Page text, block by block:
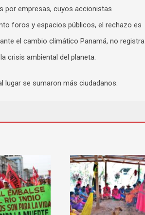
por empresas, cuyos accionistas
foros y espacios públicos, el rechazo es
el cambio climático Panamá, no registra
crisis ambiental del planeta.
lugar se sumaron más ciudadanos.